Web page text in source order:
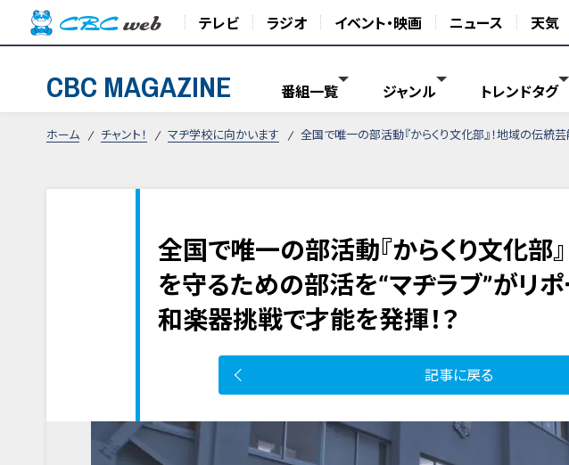
テレビ ラジオ イベント・映画 ニュース 天気
CBC MAGAZINE 番組一覧 ジャンル トレンドタグ
ホーム チャント！ マヂ学校に向かいます 全国で唯一の部活動『からくり文化部』！地域の伝統
全国で唯一の部活動『からくり文化部
を守るための部活を“マヂラブ”がリポ
和楽器挑戦で才能を発揮！？
記事に戻る